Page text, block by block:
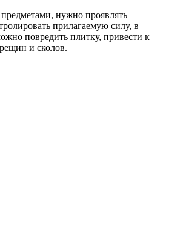
нужно проявлять
прилагаемую силу, в
повредить плитку, привести к
и сколов.